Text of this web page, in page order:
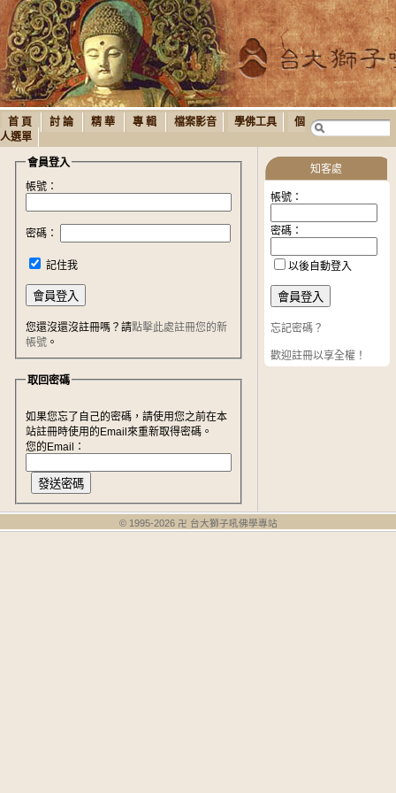
首 頁 討 論 精 華 專 輯 檔案影音 學佛工具
個
人選單
會員登入
帳號：
密碼：
記住我
您還沒還沒註冊嗎？請點擊此處註冊您的新
帳號 。
取回密碼
如果您忘了自己的密碼，請使用您之前在本
站註冊時使用的Email來重新取得密碼。
您的Email：
知客處
帳號：
密碼：
以後自動登入
忘記密碼？
歡迎註冊以享全權！
© 1995-2026 卍 台大獅子吼佛學專站